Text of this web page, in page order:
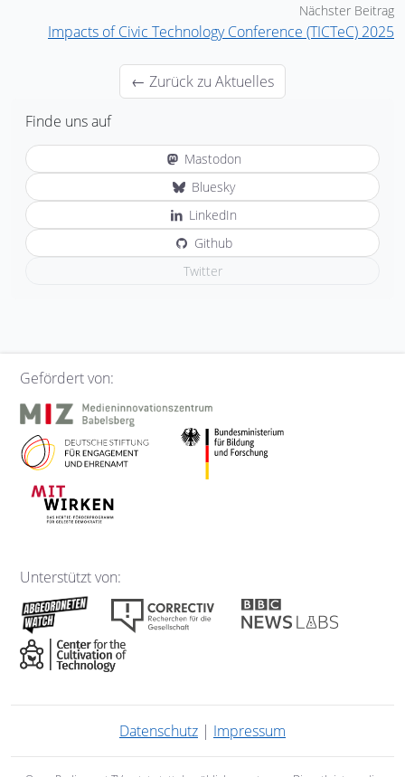
Nächster Beitrag
Impacts of Civic Technology Conference (TICTeC) 2025
← Zurück zu Aktuelles
Finde uns auf
Mastodon
Bluesky
LinkedIn
Github
Twitter
Gefördert von:
Unterstützt von:
Datenschutz | Impressum